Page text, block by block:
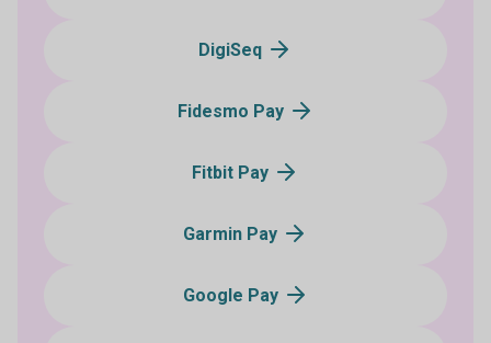
DigiSeq
Fidesmo Pay
Fitbit Pay
Garmin Pay
Google Pay